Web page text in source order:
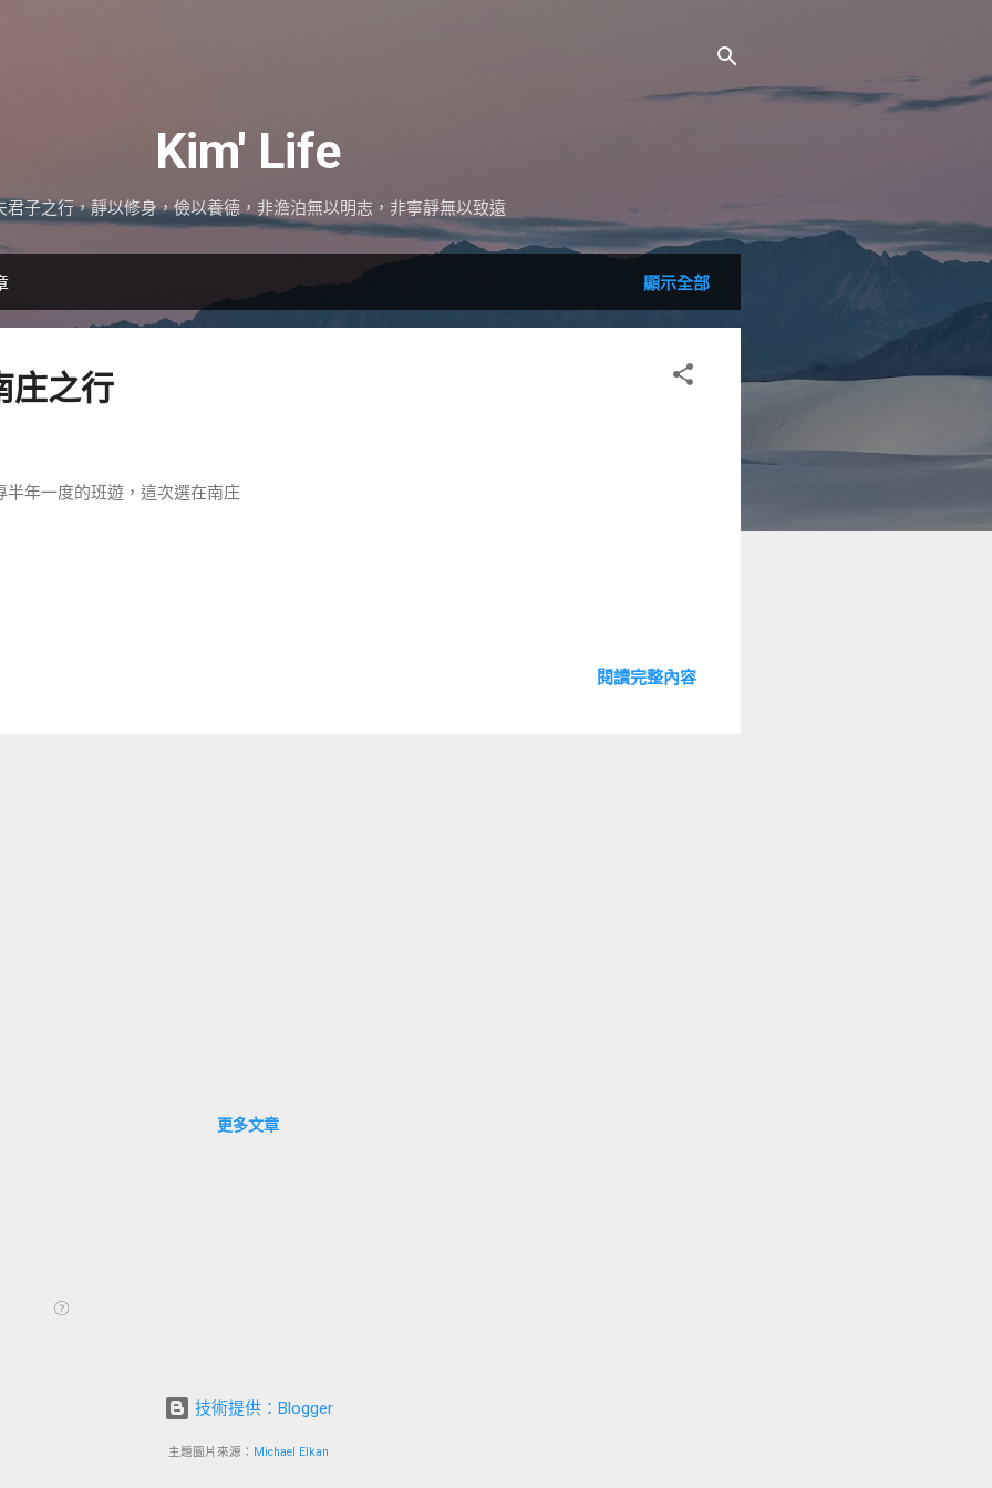
Kim' Life
君子之行，靜以修身，儉以養德，非澹泊無以明志，非寧靜無以致遠
顯示全部
庄之行
半年一度的班遊，這次選在南庄
閱讀完整內容
更多文章
技術提供：Blogger
主題圖片來源： Michael Elkan